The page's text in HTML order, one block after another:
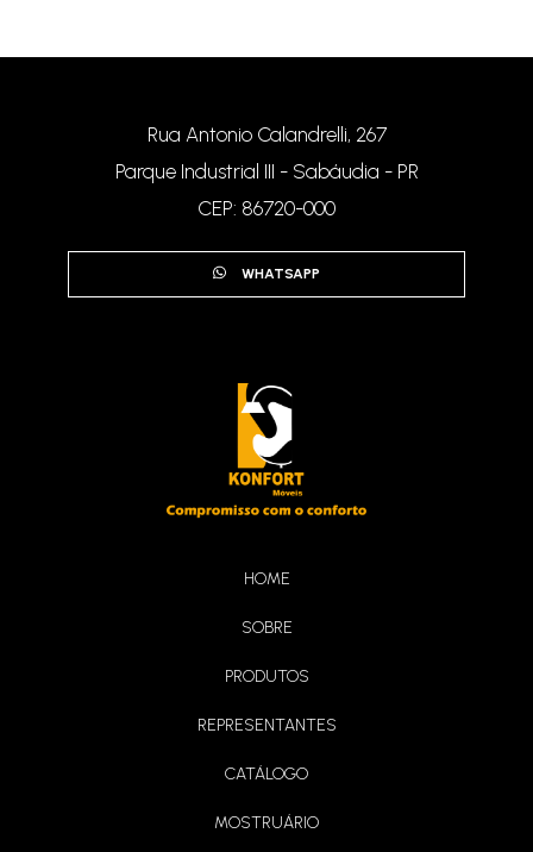
Living Brunei
Rua Antonio Calandrelli, 267
Parque Industrial III - Sabáudia - PR
CEP: 86720-000
WHATSAPP
HOME
SOBRE
PRODUTOS
REPRESENTANTES
CATÁLOGO
MOSTRUÁRIO